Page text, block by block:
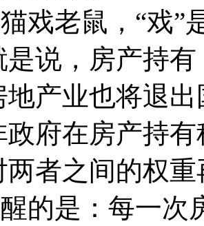
戏老鼠，“戏”
是说，房产持
地产业也将退
政府在房产持
两者之间的权
的是：每一次